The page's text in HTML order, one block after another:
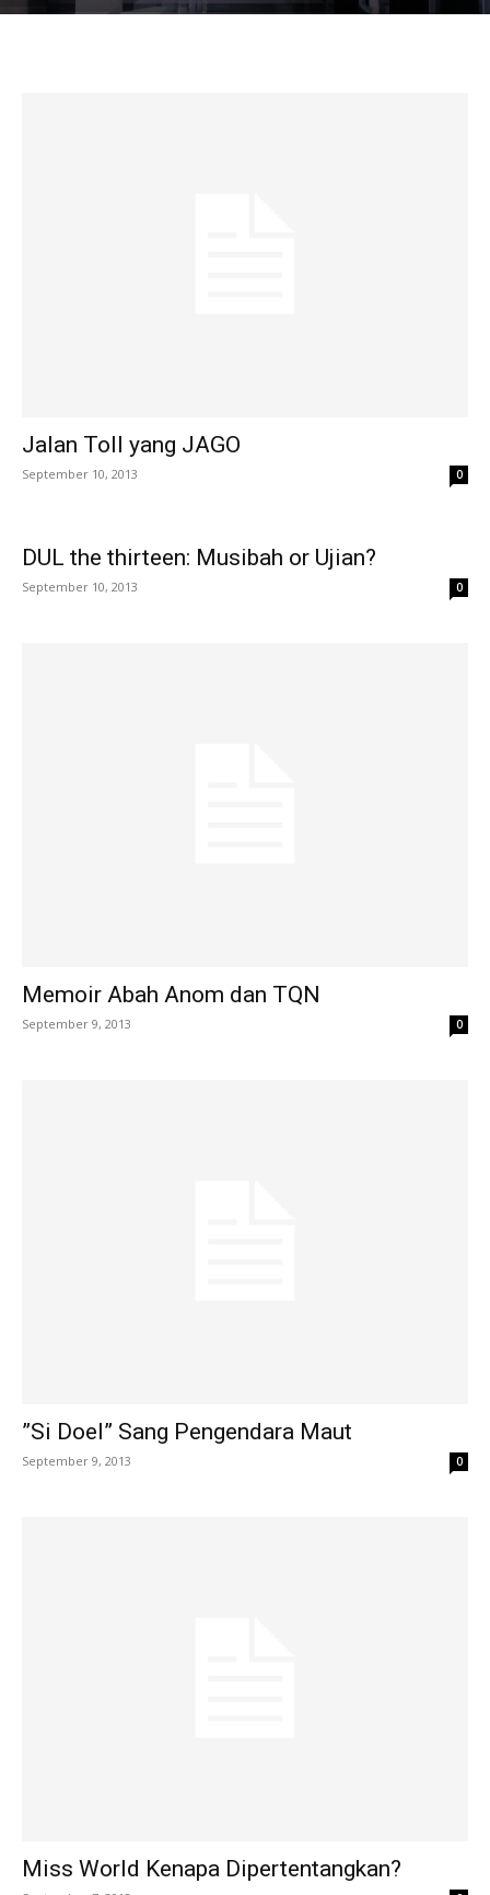
Jalan Toll yang JAGO
September 10, 2013 0
DUL the thirteen: Musibah or Ujian?
September 10, 2013 0
Memoir Abah Anom dan TQN
September 9, 2013 0
”Si Doel” Sang Pengendara Maut
September 9, 2013 0
Miss World Kenapa Dipertentangkan?